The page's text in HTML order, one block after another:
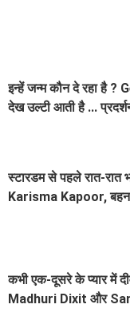
इन्हें जन्म कौन दे रहा है ?
देख उल्टी आती है ...
स्टारडम से पहले रात-रात
Karisma Kapoor,
कभी एक-दूसरे के प्यार में
Madhuri Dixit और